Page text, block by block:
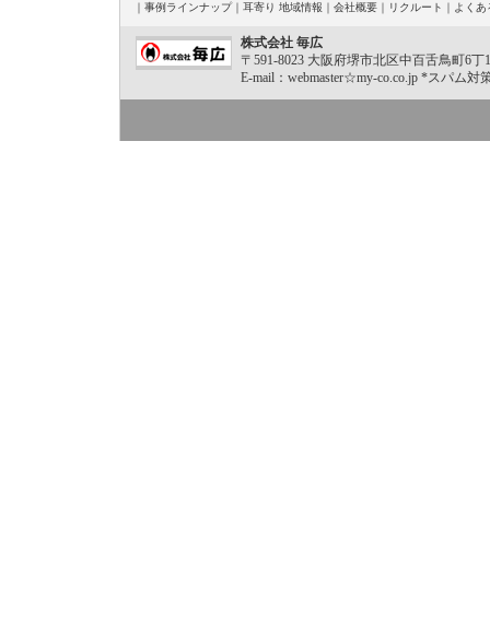
｜ 事例ラインナップ｜ 耳寄り 地域情報 ｜ 会社概要 ｜ リクルート ｜ よく
株式会社 毎広
〒591-8023 大阪府堺市北区中百舌鳥町6
E-mail：webmaster☆my-co.co.jp *スパム